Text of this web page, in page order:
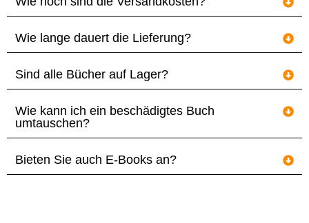
Wie lange dauert die Lieferung?
Sind alle Bücher auf Lager?
Wie kann ich ein beschädigtes Buch
umtauschen?
Bieten Sie auch E-Books an?